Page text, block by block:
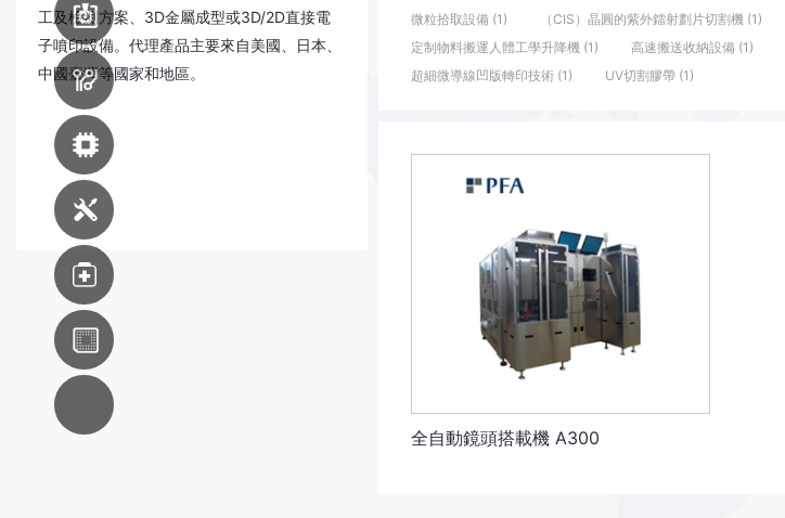
工及檢測方案、3D金屬成型或3D/2D直接電
子噴印設備。代理產品主要來自美國、日本、
中國臺灣等國家和地區。
微粒拾取設備 (1)
（CIS）晶圓的紫外鐳射劃片切割機 (1)
定制物料搬運人體工學升降機 (1)
高速搬送收納設備 (1)
超細微導線凹版轉印技術 (1)
UV切割膠帶 (1)
全自動鏡頭搭載機 A300
電路板組裝設備
印刷線路板生產設備